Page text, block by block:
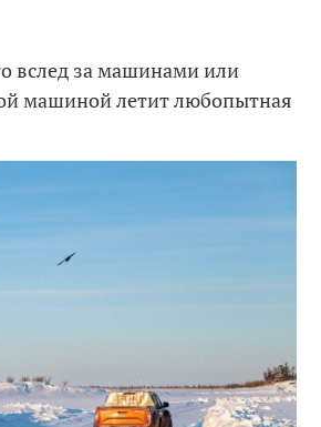
вслед за машинами или
машиной летит любопытная